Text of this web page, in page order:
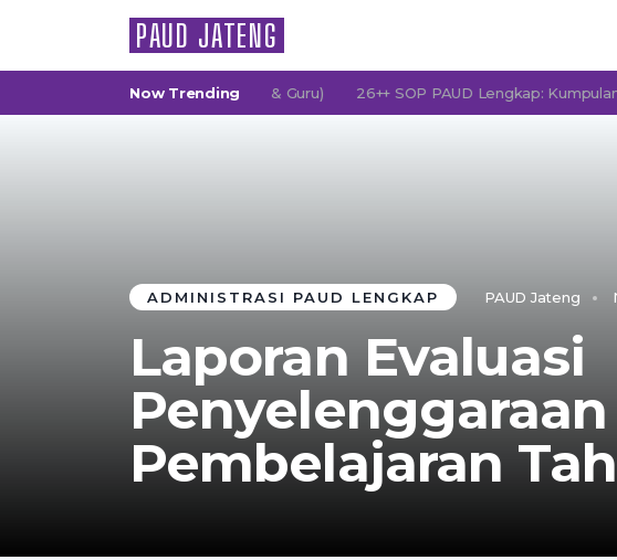
PAUD JATENG
Now Trending
Orang Tua Murid & Guru) 26++ SOP PAUD Lengkap: Kumpulan
ADMINISTRASI PAUD LENGKAP PAUD Jateng
Laporan Evaluasi
Penyelenggaraan
Pembelajaran